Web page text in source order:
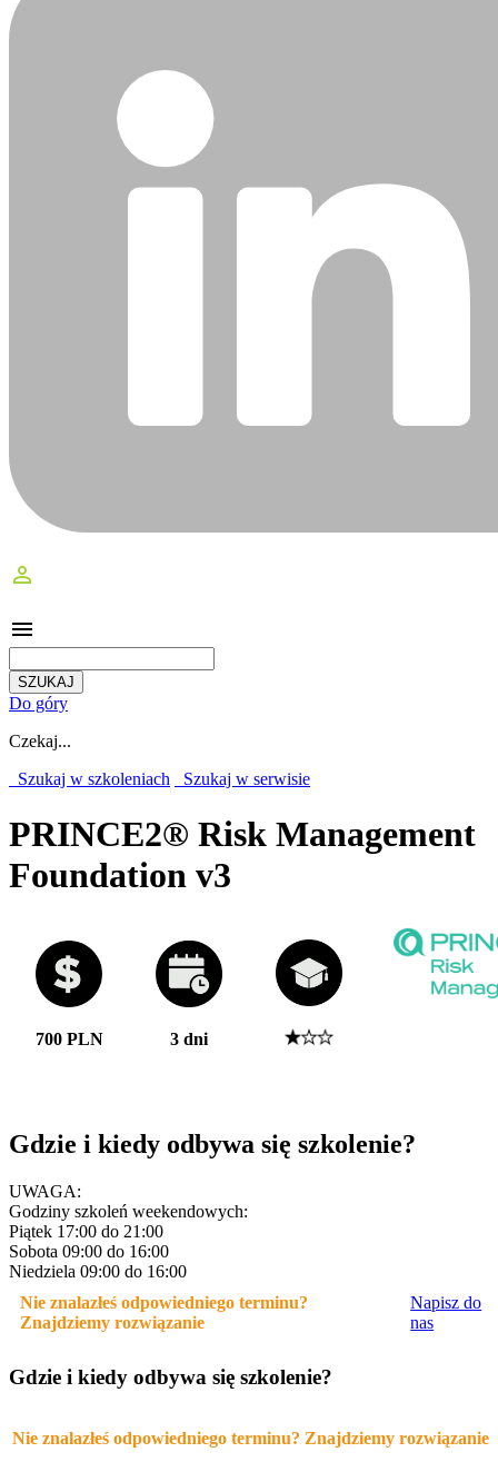
perm_identity
menu
Do góry
Czekaj...
Szukaj w szkoleniach
Szukaj w serwisie
PRINCE2® Risk Management
Foundation v3
700 PLN 3 dni
Gdzie i kiedy odbywa się szkolenie?
UWAGA:
Godziny szkoleń weekendowych:
Piątek 17:00 do 21:00
Sobota 09:00 do 16:00
Niedziela 09:00 do 16:00
Nie znalazłeś odpowiedniego terminu?
Znajdziemy rozwiązanie
Napisz do
nas
Gdzie i kiedy odbywa się szkolenie?
Nie znalazłeś odpowiedniego terminu? Znajdziemy rozwiązanie